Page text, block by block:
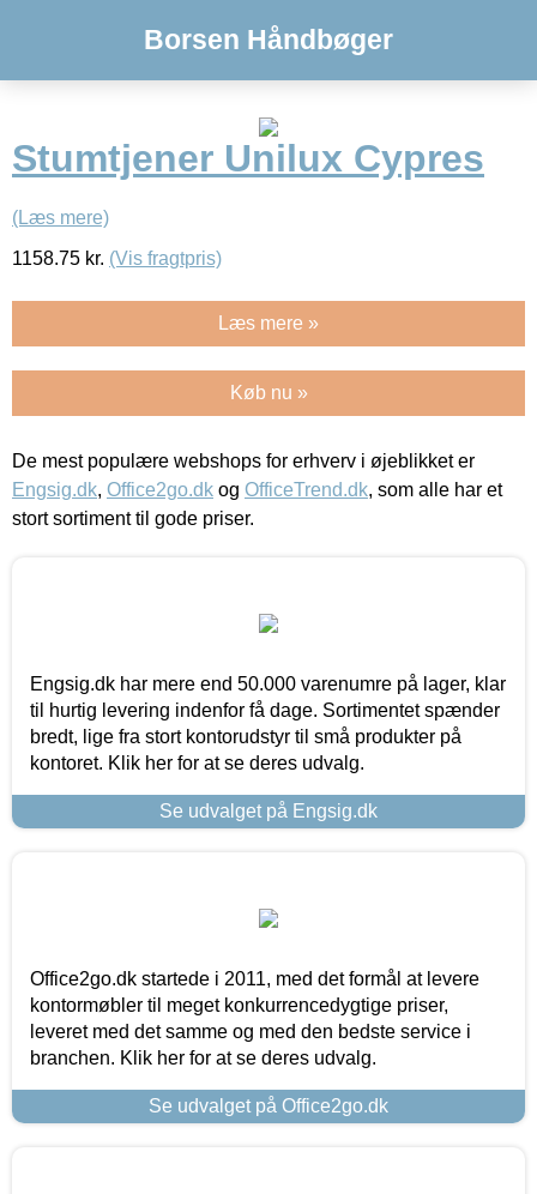
Borsen Håndbøger
Stumtjener Unilux Cypres
(Læs mere)
1158.75 kr. (Vis fragtpris)
Læs mere »
Køb nu »
De mest populære webshops for erhverv i øjeblikket er
Engsig.dk, Office2go.dk og OfficeTrend.dk, som alle har et
stort sortiment til gode priser.
Engsig.dk har mere end 50.000 varenumre på lager, klar
til hurtig levering indenfor få dage. Sortimentet spænder
bredt, lige fra stort kontorudstyr til små produkter på
kontoret. Klik her for at se deres udvalg.
Se udvalget på Engsig.dk
Office2go.dk startede i 2011, med det formål at levere
kontormøbler til meget konkurrencedygtige priser,
leveret med det samme og med den bedste service i
branchen. Klik her for at se deres udvalg.
Se udvalget på Office2go.dk